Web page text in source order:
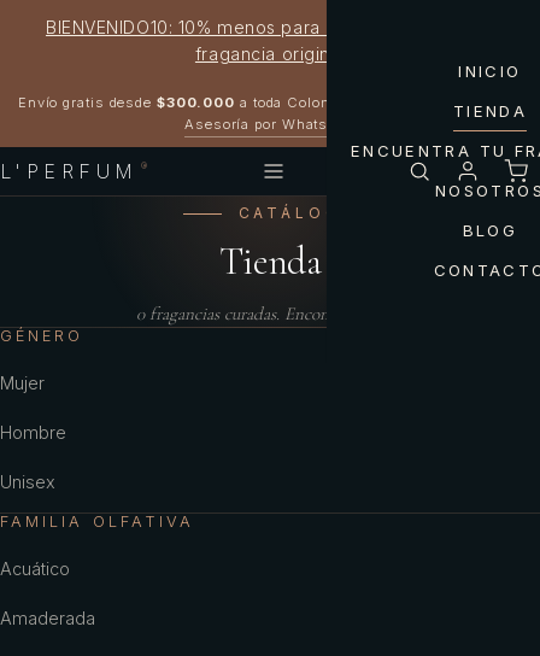
BIENVENIDO10: 10% menos para estrenar tu próxima
fragancia original
Envío gratis desde $300.000 a toda Colombia
Asesoría por WhatsApp
L'PERFUM ®
INICIO
TIENDA
ENCUENTRA TU
BLOG
CATÁLOGO
Tienda
0fragancias curadas. Encontrá la tuya.
GÉNERO
Mujer
Hombre
Unisex
FAMILIA OLFATIVA
Acuático
Amaderada